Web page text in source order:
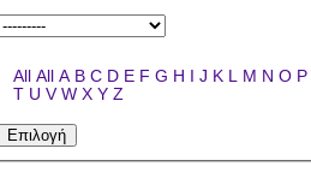
All All A B C D E F G H I J K L M N O P
T U V W X Y Z